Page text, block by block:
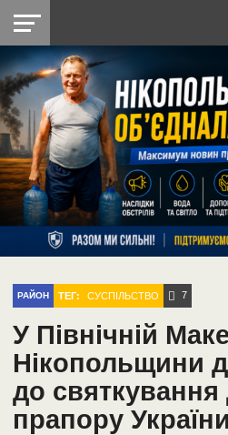
НІКОПОЛЬ
РАЙОН
СІЧЕСЛАВСЬКА
УКРАЇНА
РЕТРО
НІКОПОЛЬ
ЛАЙТ
УКРАЇНА
ДОПОМОГА
РАДІО
РАЙОН ТЕГ: СУСПІЛЬСТВО 7
У Північній
Нікопольщини
до святкування
прапору